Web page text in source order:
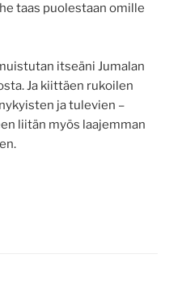
taas puolestaan omille
itseäni Jumalan
Ja kiittäen rukoilen
ja tulevien –
liitän myös laajemman